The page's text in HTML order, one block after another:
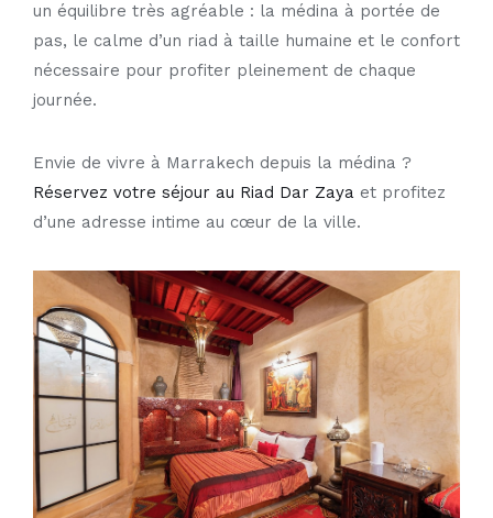
un équilibre très agréable : la médina à portée de
pas, le calme d’un riad à taille humaine et le confort
nécessaire pour profiter pleinement de chaque
journée.
Envie de vivre à Marrakech depuis la médina ?
Réservez votre séjour au Riad Dar Zaya et profitez
d’une adresse intime au cœur de la ville.